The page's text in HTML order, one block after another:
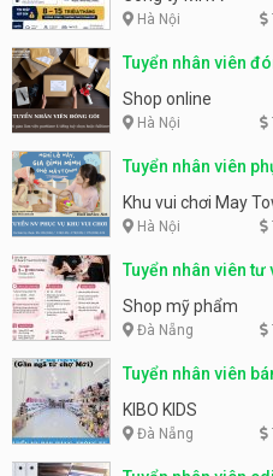
Hà Nội
Tuyển nhân viên
Shop online
Hà Nội
Tuyển nhân viên
động
Khu vui chơi May
Hà Nội
Tuyển nhân viên
Shop mỹ phẩm
Đà Nẵng
Tuyển nhân viên
KIBO KIDS
Đà Nẵng